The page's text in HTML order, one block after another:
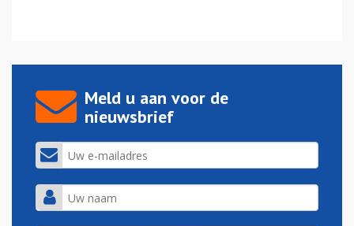
Meld u aan voor de
nieuwsbrief